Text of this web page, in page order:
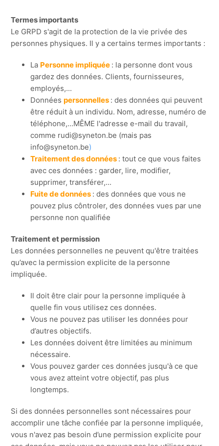
Termes importants
Le GRPD s'agit de la protection de la vie privée des
personnes physiques. Il y a certains termes importants :
La Personne impliquée : la personne dont vous
gardez des données. Clients, fournisseures,
employés,...
Donnéespersonnelles : des données qui peuvent
être réduit à un individu. Nom, adresse, numéro de
téléphone,...MÊME l'adresse e-mail du travail,
comme rudi@syneton.be (mais pas
info@syneton.be)
Traitement des données : tout ce que vous faites
avec ces données : garder, lire, modifier,
supprimer, transférer,...
Fuite de données : des données que vous ne
pouvez plus côntroler, des données vues par une
personne non qualifiée
Traitement et permission
Les données personnelles ne peuvent qu'être traitées
qu’avec la permission explicite de la personne
impliquée.
Il doit être clair pour la personne impliquée à
quelle fin vous utilisez ces données.
Vous ne pouvez pas utiliser les données pour
d’autres objectifs.
Les données doivent être limitées au minimum
nécessaire.
Vous pouvez garder ces données jusqu'à ce que
vous avez atteint votre objectif, pas plus
longtemps.
Si des données personnelles sont nécessaires pour
accomplir une tâche confiée par la personne impliquée,
vous n'avez pas besoin d’une permission explicite pour